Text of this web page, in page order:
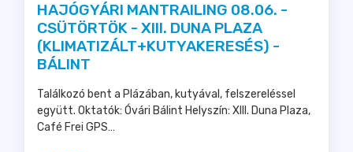
HAJÓGYÁRI MANTRAILING 08.06. -
CSÜTÖRTÖK - XIII. DUNA PLAZA
(KLIMATIZÁLT+KUTYAKERESÉS) -
BÁLINT
Találkozó bent a Plázában, kutyával, felszereléssel
együtt. Oktatók: Óvári Bálint Helyszín: XIII. Duna Plaza,
Café Frei GPS…